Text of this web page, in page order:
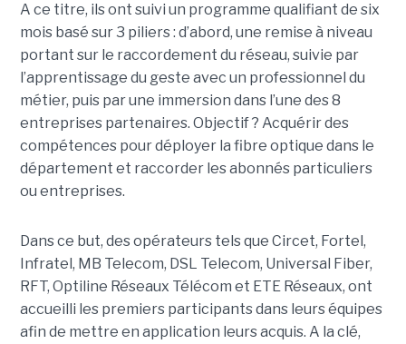
A ce titre, ils ont suivi un programme qualifiant de six
mois basé sur 3 piliers : d’abord, une remise à niveau
portant sur le raccordement du réseau, suivie par
l’apprentissage du geste avec un professionnel du
métier, puis par une immersion dans l’une des 8
entreprises partenaires. Objectif ? Acquérir des
compétences pour déployer la fibre optique dans le
département et raccorder les abonnés particuliers
ou entreprises.
Dans ce but, des opérateurs tels que Circet, Fortel,
Infratel, MB Telecom, DSL Telecom, Universal Fiber,
RFT, Optiline Réseaux Télécom et ETE Réseaux, ont
accueilli les premiers participants dans leurs équipes
afin de mettre en application leurs acquis. A la clé,